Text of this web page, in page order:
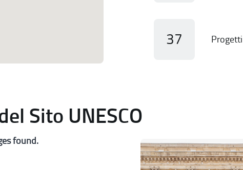
37
Sito UNESCO
found.